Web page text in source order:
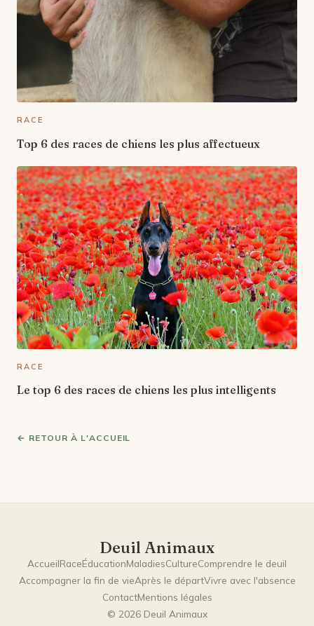
RACE
Top 6 des races de chiens les plus affectueux
RACE
Le top 6 des races de chiens les plus intelligents
← RETOUR À L'ACCUEIL
Deuil Animaux
AccueilRaceÉducationMaladiesCultureComprendre le deuil
Accompagner la fin de vieAprès le départVivre avec l'absence
ContactMentions légales
© 2026 Deuil Animaux